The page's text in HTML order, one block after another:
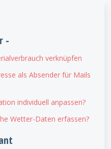
-
verknüpfen
als Absender für Mails
individuell anpassen?
Wetter-Daten erfassen?